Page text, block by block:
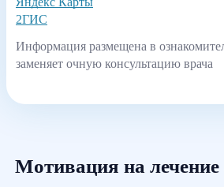
2ГИС
Информация размещена в
заменяет очную консультацию врача
Мотивация на лечение